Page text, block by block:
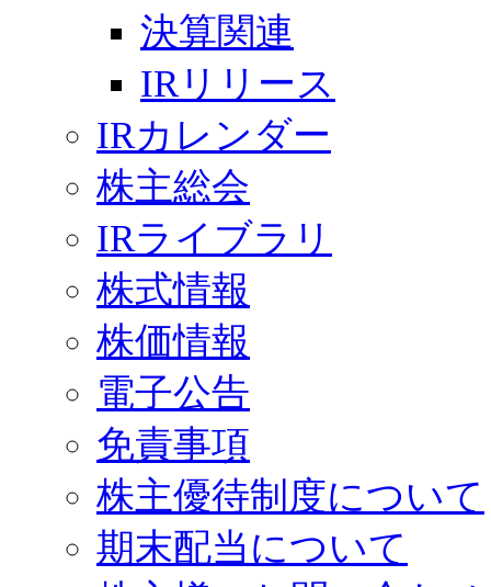
決算関連
IRリリース
IRカレンダー
株主総会
IRライブラリ
株式情報
株価情報
電子公告
免責事項
株主優待制度について
期末配当について